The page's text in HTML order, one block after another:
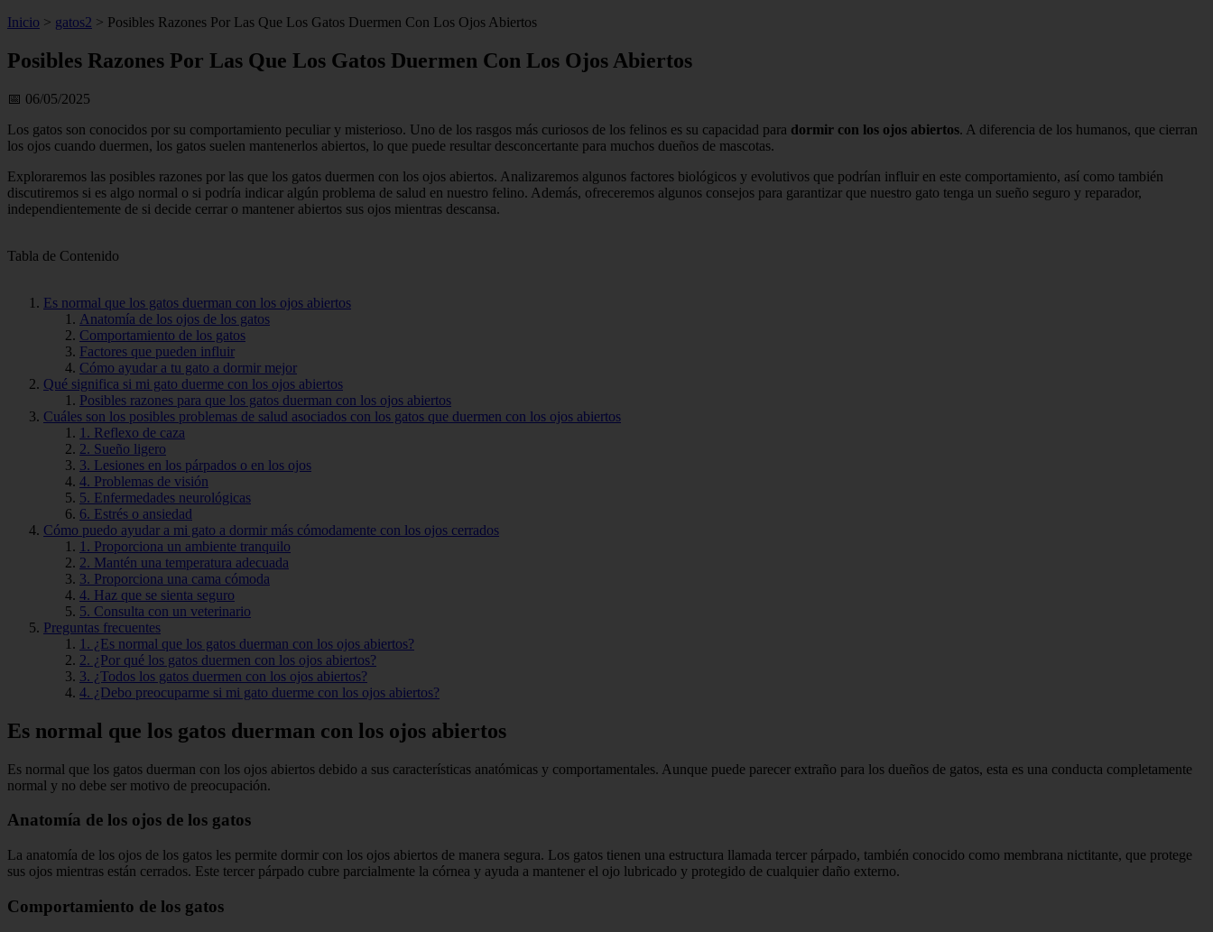
Inicio > gatos2 > Posibles Razones Por Las Que Los Gatos Duermen Con Los Ojos Abiertos
Posibles Razones Por Las Que Los Gatos Duermen Con Los Ojos Abiertos
📅 06/05/2025
Los gatos son conocidos por su comportamiento peculiar y misterioso. Uno de los rasgos más curiosos de los felinos es su capacidad para dormir con los ojos abiertos. A diferencia de los humanos, que cierran
los ojos cuando duermen, los gatos suelen mantenerlos abiertos, lo que puede resultar desconcertante para muchos dueños de mascotas.
Exploraremos las posibles razones por las que los gatos duermen con los ojos abiertos. Analizaremos algunos factores biológicos y evolutivos que podrían influir en este comportamiento, así como también
discutiremos si es algo normal o si podría indicar algún problema de salud en nuestro felino. Además, ofreceremos algunos consejos para garantizar que nuestro gato tenga un sueño seguro y reparador,
independientemente de si decide cerrar o mantener abiertos sus ojos mientras descansa.
Tabla de Contenido
Es normal que los gatos duerman con los ojos abiertos
Anatomía de los ojos de los gatos
Comportamiento de los gatos
Factores que pueden influir
Cómo ayudar a tu gato a dormir mejor
Qué significa si mi gato duerme con los ojos abiertos
Posibles razones para que los gatos duerman con los ojos abiertos
Cuáles son los posibles problemas de salud asociados con los gatos que duermen con los ojos abiertos
1. Reflexo de caza
2. Sueño ligero
3. Lesiones en los párpados o en los ojos
4. Problemas de visión
5. Enfermedades neurológicas
6. Estrés o ansiedad
Cómo puedo ayudar a mi gato a dormir más cómodamente con los ojos cerrados
1. Proporciona un ambiente tranquilo
2. Mantén una temperatura adecuada
3. Proporciona una cama cómoda
4. Haz que se sienta seguro
5. Consulta con un veterinario
Preguntas frecuentes
1. ¿Es normal que los gatos duerman con los ojos abiertos?
2. ¿Por qué los gatos duermen con los ojos abiertos?
3. ¿Todos los gatos duermen con los ojos abiertos?
4. ¿Debo preocuparme si mi gato duerme con los ojos abiertos?
Es normal que los gatos duerman con los ojos abiertos
Es normal que los gatos duerman con los ojos abiertos debido a sus características anatómicas y comportamentales. Aunque puede parecer extraño para los dueños de gatos, esta es una conducta completamente
normal y no debe ser motivo de preocupación.
Anatomía de los ojos de los gatos
La anatomía de los ojos de los gatos les permite dormir con los ojos abiertos de manera segura. Los gatos tienen una estructura llamada tercer párpado, también conocido como membrana nictitante, que protege
sus ojos mientras están cerrados. Este tercer párpado cubre parcialmente la córnea y ayuda a mantener el ojo lubricado y protegido de cualquier daño externo.
Comportamiento de los gatos